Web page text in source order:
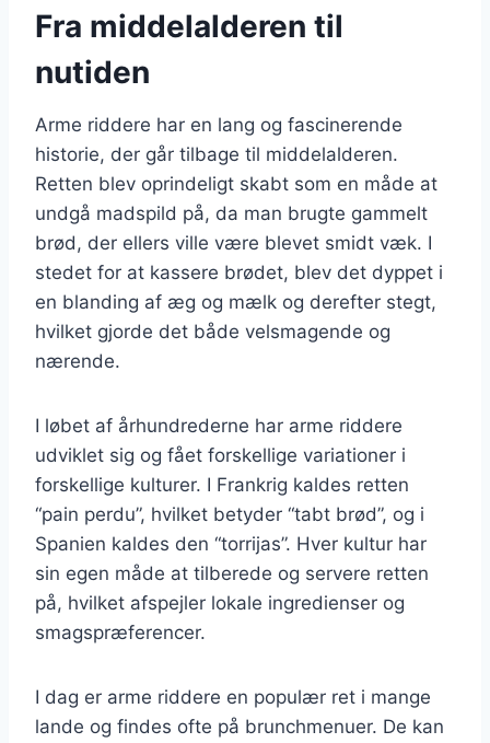
Fra middelalderen til
nutiden
Arme riddere har en lang og fascinerende
historie, der går tilbage til middelalderen.
Retten blev oprindeligt skabt som en måde at
undgå madspild på, da man brugte gammelt
brød, der ellers ville være blevet smidt væk. I
stedet for at kassere brødet, blev det dyppet i
en blanding af æg og mælk og derefter stegt,
hvilket gjorde det både velsmagende og
nærende.
I løbet af århundrederne har arme riddere
udviklet sig og fået forskellige variationer i
forskellige kulturer. I Frankrig kaldes retten
“pain perdu”, hvilket betyder “tabt brød”, og i
Spanien kaldes den “torrijas”. Hver kultur har
sin egen måde at tilberede og servere retten
på, hvilket afspejler lokale ingredienser og
smagspræferencer.
I dag er arme riddere en populær ret i mange
lande og findes ofte på brunchmenuer. De kan